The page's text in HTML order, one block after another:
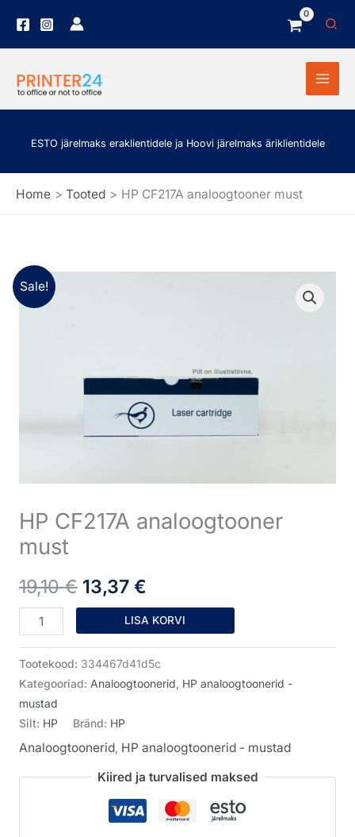
ESTO järelmaks eraklientidele ja Hoovi järelmaks äriklientidele
Home Tooted HP CF217A analoogtooner must
Sale!
HP CF217A analoogtooner
must
19,10€
19,10 €.
13,37 €
13,37 €.
HP
CF217A
LISA KORVI
Tootekood: 334467d41d5c
Kategooriad: Analoogtoonerid HP analoogtoonerid -
mustad
Silt: HP Bränd: HP
Analoogtoonerid, HP analoogtoonerid - mustad
Kiired ja turvalised maksed